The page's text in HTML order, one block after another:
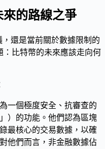
的路線之爭
，還是當前關於數據限制的
比特幣的未來應該走向何
一個極度安全、抗審查的
）的功能。他們認為區塊
最核心的交易數據，以確
他們而言，非金融數據佔